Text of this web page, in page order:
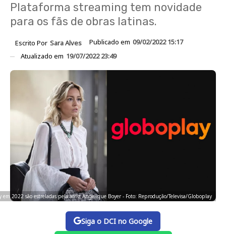
Plataforma streaming tem novidade
para os fãs de obras latinas.
Escrito Por Sara Alves Publicado em 09/02/2022 15:17
Atualizado em 19/07/2022 23:49
em 2022 são estreladas pela atriz Angelique Boyer - Foto: Reprodução/Televisa/Globoplay
Siga o DCI no Google